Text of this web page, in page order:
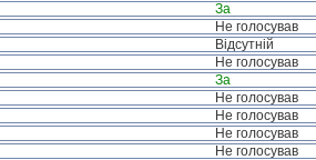
За
Не голосував
Відсутній
Не голосував
За
Не голосував
Не голосував
Не голосував
Не голосував